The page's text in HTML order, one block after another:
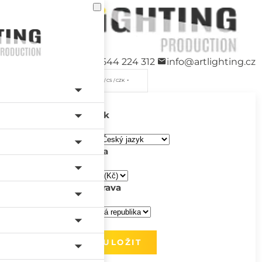
+420 544 224 312 info@artlighting.cz
/ CS / CZK
Jazyk
Měna
Doprava